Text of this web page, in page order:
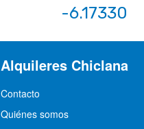
-6.17330
Alquileres Chiclana
Contacto
Quiénes somos